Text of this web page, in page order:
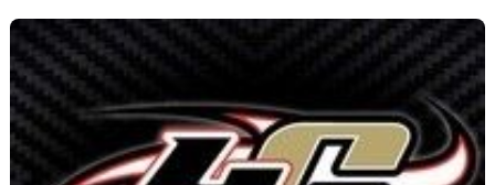
Scooters
&
125
Marques